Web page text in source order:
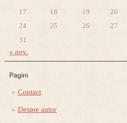
17
18 19 20
24
25 26 27
31
« nov.
Pagini
Contact
Despre autor